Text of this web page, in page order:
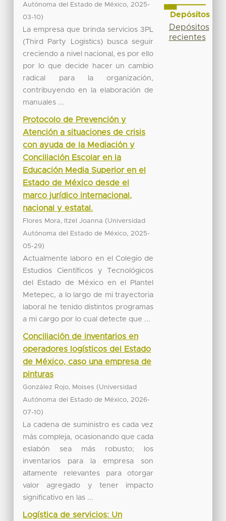
Autónoma del Estado de México, 2025-
03-10)
La empresa que brinda servicios 3PL
(Third Party Logistics) busca seguir
creciendo a nivel nacional, es por ello
por lo que decide hacer un cambio
radical para la organización,
contribuyendo en la elaboración de
manuales ...
Protocolo de Prevención y
Atención a situaciones de crisis
con ayuda de la Mediación y
Conciliación Escolar en la
Educación Media Superior en el
Estado de México desde el
marco jurídico internacional,
nacional y estatal.
Flores Mora, Itzel Joanna (Universidad
Autónoma del Estado de México, 2025-
05-29)
Actualmente laboro en el Colegio de
Estudios Científicos y Tecnológicos
del Estado de México en el Plantel
Metepec, a lo largo de mi trayectoria
laboral he tenido distintos programas
a mi cargo por lo cual detecte que ...
Conciliación de inventarios en
operadores logísticos del Estado
de México, caso una empresa de
pinturas
González Rojo, Moises (Universidad
Autónoma del Estado de México, 2026-
07-10)
La cadena de suministro es cada vez
más compleja, ocasionando que cada
eslabón sea más robusto; los
inventarios para la empresa son
altamente relevantes para otorgar
valor agregado y tener impacto
significativo en las ...
Logística de servicios: Un
Depósitos
Depósitos
recientes